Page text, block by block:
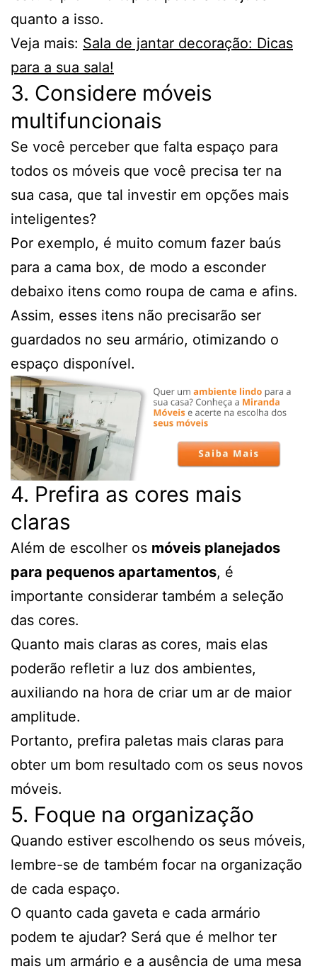
quanto a isso.
Veja mais: Sala de jantar decoração: Dicas
para a sua sala!
3. Considere móveis
multifuncionais
Se você perceber que falta espaço para
todos os móveis que você precisa ter na
sua casa, que tal investir em opções mais
inteligentes?
Por exemplo, é muito comum fazer baús
para a cama box, de modo a esconder
debaixo itens como roupa de cama e afins.
Assim, esses itens não precisarão ser
guardados no seu armário, otimizando o
espaço disponível.
4. Prefira as cores mais
claras
Além de escolher os móveis planejados
para pequenos apartamentos, é
importante considerar também a seleção
das cores.
Quanto mais claras as cores, mais elas
poderão refletir a luz dos ambientes,
auxiliando na hora de criar um ar de maior
amplitude.
Portanto, prefira paletas mais claras para
obter um bom resultado com os seus novos
móveis.
5. Foque na organização
Quando estiver escolhendo os seus móveis,
lembre-se de também focar na organização
de cada espaço.
O quanto cada gaveta e cada armário
podem te ajudar? Será que é melhor ter
mais um armário e a ausência de uma mesa